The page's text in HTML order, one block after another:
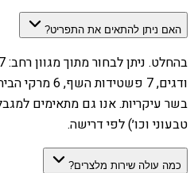
האם ניתן להתאים את התפריט?
בשר עיקריות. אנו גם מתאימים
טבעוני וכו׳) לפי דרישה.
כמה עולה שירות מלצרים?